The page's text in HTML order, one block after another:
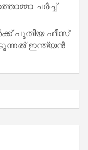
ചർച്ച്
പുതിയ ഫീസ്
ഇന്ത്യൻ